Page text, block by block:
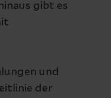
gibt es
und
der